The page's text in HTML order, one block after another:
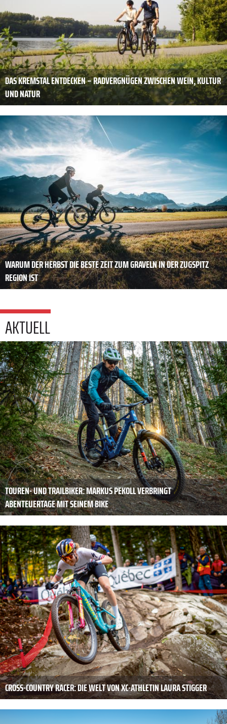
DAS KREMSTAL ENTDECKEN – RADVERGNÜGEN ZWISCHEN WEIN, KULTUR
UND NATUR
WARUM DER HERBST DIE BESTE ZEIT ZUM GRAVELN IN DER ZUGSPITZ
REGION IST
AKTUELL
TOUREN- UND TRAILBIKER: MARKUS PEKOLL VERBRINGT
ABENTEUERTAGE MIT SEINEM BIKE
CROSS-COUNTRY RACER: DIE WELT VON XC-ATHLETIN LAURA STIGGER